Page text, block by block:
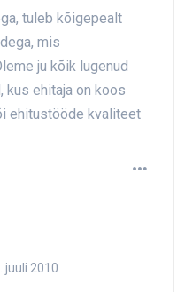
tuleb kõigepealt
mis
ju kõik lugenud
kus ehitaja on koos
ehitustööde kvaliteet
juuli 2010